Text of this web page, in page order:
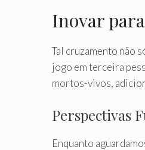
Inovar
Tal cruzamento não
jogo em terceira
mortos-vivos,
Perspectivas
Enquanto